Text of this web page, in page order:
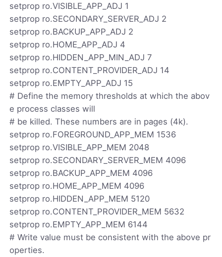
setprop ro.VISIBLE_APP_ADJ 1
setprop ro.SECONDARY_SERVER_ADJ 2
setprop ro.BACKUP_APP_ADJ 2
setprop ro.HOME_APP_ADJ 4
setprop ro.HIDDEN_APP_MIN_ADJ 7
setprop ro.CONTENT_PROVIDER_ADJ 14
setprop ro.EMPTY_APP_ADJ 15
# Define the memory thresholds at which the abov
e process classes will
# be killed. These numbers are in pages (4k).
setprop ro.FOREGROUND_APP_MEM 1536
setprop ro.VISIBLE_APP_MEM 2048
setprop ro.SECONDARY_SERVER_MEM 4096
setprop ro.BACKUP_APP_MEM 4096
setprop ro.HOME_APP_MEM 4096
setprop ro.HIDDEN_APP_MEM 5120
setprop ro.CONTENT_PROVIDER_MEM 5632
setprop ro.EMPTY_APP_MEM 6144
# Write value must be consistent with the above pr
operties.